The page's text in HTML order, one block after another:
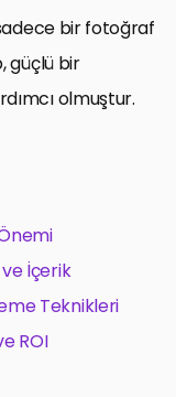
bir fotoğraf
güçlü bir
olmuştur.
İçerik
Teknikleri
ROI